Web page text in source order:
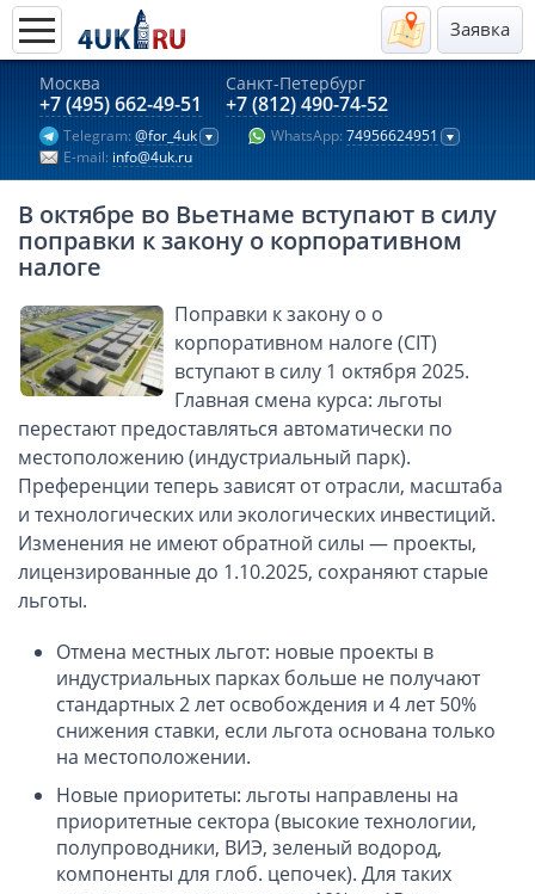
Заявка
Москва
+7 (495) 662-49-51
Санкт-Петербург
+7 (812) 490-74-52
Telegram: @for_4uk WhatsApp: 74956624951
E-mail: info@4uk.ru
Актуальные предложения 2026
Компании в Гонконге
Английские компании LTD
Киргизия (компания и счёт)
Компании в Китае
Казахстан (компания и счёт)
Открытие счета в банках Казахстана
Платежная система Гонконга
Платежная система Великобритании
Платежная система Маврикия
ОАЭ, Дубай (компания и счёт)
ОАЭ, Аджман (компания и счёт)
Оффшоры в Панаме
Оффшоры на Сейшелах
Турция (компания и счёт)
Счёт и карта в Турции для физлиц
Cчёт в Турции для компании
Счёт и карта в Киргизии для физлиц
Гражданство Вануату
Гражданство Сьерра-Леоне
В октябре во Вьетнаме вступают в силу
поправки к закону о корпоративном
налоге
Поправки к закону о о
корпоративном налоге (CIT)
вступают в силу 1 октября 2025.
Главная смена курса: льготы
перестают предоставляться автоматически по
местоположению (индустриальный парк).
Преференции теперь зависят от отрасли, масштаба
и технологических или экологических инвестиций.
Изменения не имеют обратной силы — проекты,
лицензированные до 1.10.2025, сохраняют старые
льготы.
Отмена местных льгот: новые проекты в
индустриальных парках больше не получают
стандартных 2 лет освобождения и 4 лет 50%
снижения ставки, если льгота основана только
на местоположении.
Новые приоритеты: льготы направлены на
приоритетные сектора (высокие технологии,
полупроводники, ВИЭ, зеленый водород,
компоненты для глоб. цепочек). Для таких